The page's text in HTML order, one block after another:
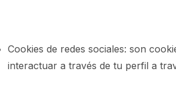
Cookies de redes sociales: son
interactuar a través de tu perfil a